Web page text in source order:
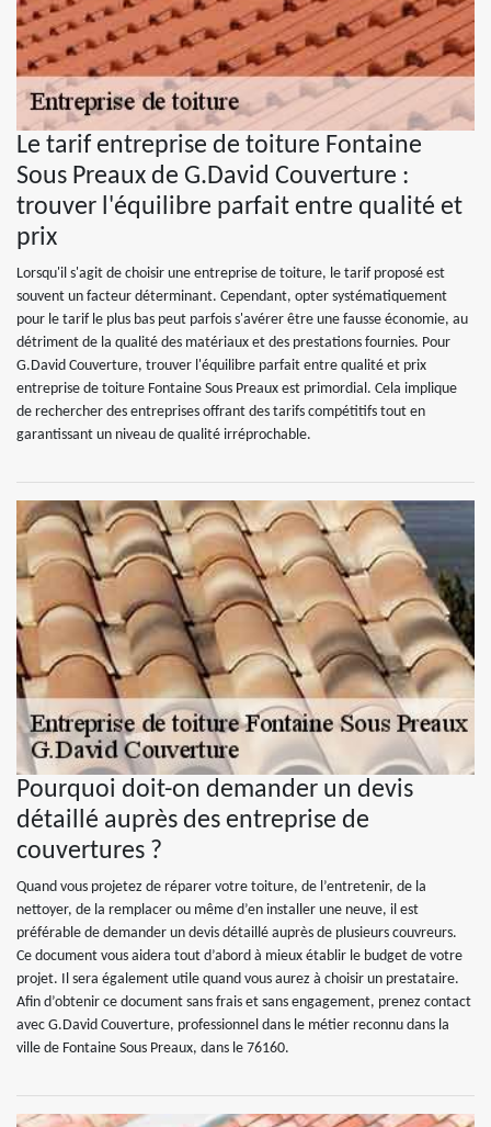
Le tarif entreprise de toiture Fontaine
Sous Preaux de G.David Couverture :
trouver l'équilibre parfait entre qualité et
prix
Lorsqu'il s'agit de choisir une entreprise de toiture, le tarif proposé est
souvent un facteur déterminant. Cependant, opter systématiquement
pour le tarif le plus bas peut parfois s'avérer être une fausse économie, au
détriment de la qualité des matériaux et des prestations fournies. Pour
G.David Couverture, trouver l'équilibre parfait entre qualité et prix
entreprise de toiture Fontaine Sous Preaux est primordial. Cela implique
de rechercher des entreprises offrant des tarifs compétitifs tout en
garantissant un niveau de qualité irréprochable.
Pourquoi doit-on demander un devis
détaillé auprès des entreprise de
couvertures ?
Quand vous projetez de réparer votre toiture, de l’entretenir, de la
nettoyer, de la remplacer ou même d’en installer une neuve, il est
préférable de demander un devis détaillé auprès de plusieurs couvreurs.
Ce document vous aidera tout d’abord à mieux établir le budget de votre
projet. Il sera également utile quand vous aurez à choisir un prestataire.
Afin d’obtenir ce document sans frais et sans engagement, prenez contact
avec G.David Couverture, professionnel dans le métier reconnu dans la
ville de Fontaine Sous Preaux, dans le 76160.